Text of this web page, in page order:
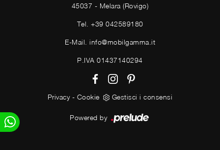
45037 - Melara (Rovigo)
Tel. +39 042589180
E-Mail. info@mobilgamma.it
P.IVA 01437140294
Privacy- Cookie Gestisci i consensi
Powered by